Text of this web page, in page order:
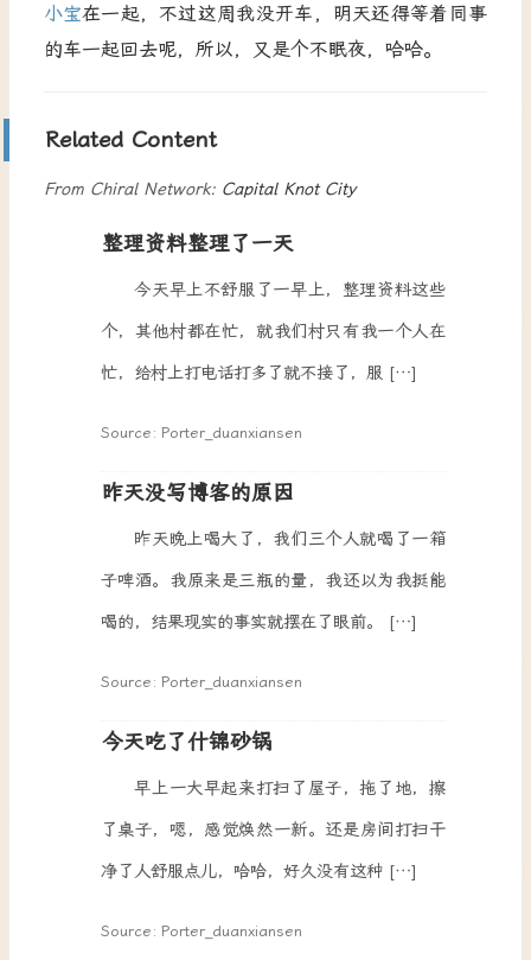
小宝在一起，不过这周我没开车，明天还得等着同事
的车一起回去呢，所以，又是个不眠夜，哈哈。
Related Content
From Chiral Network: Capital Knot City
整理资料整理了一天
今天早上不舒服了一早上，整理资料这些
个，其他村都在忙，就我们村只有我一个人在
忙，给村上打电话打多了就不接了，服 […]
Source: Porter_duanxiansen
昨天没写博客的原因
昨天晚上喝大了，我们三个人就喝了一箱
子啤酒。我原来是三瓶的量，我还以为我挺能
喝的，结果现实的事实就摆在了眼前。 […]
Source: Porter_duanxiansen
今天吃了什锦砂锅
早上一大早起来打扫了屋子，拖了地，擦
了桌子，嗯，感觉焕然一新。还是房间打扫干
净了人舒服点儿，哈哈，好久没有这种 […]
Source: Porter_duanxiansen